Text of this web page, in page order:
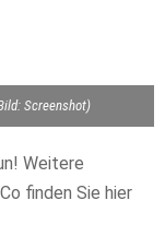
Screenshot)
Weitere
finden Sie hier